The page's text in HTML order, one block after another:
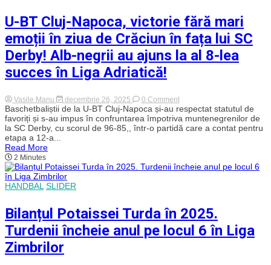
Cluj-
Napoca
fața
Slask
interzis
cardiacilor!
Alb-
negrii
au
cincea
U-BT Cluj-Napoca, victorie fără mari
emoții în ziua de Crăciun în fața lui SC
Derby! Alb-negrii au ajuns la al 8-lea
succes în Liga Adriatică!
Vasile Manu decembrie 26, 2025 0 Commenton
U-
BT
Cluj-
Napoca,
emoții
în
fața
SC
Baschetbaliștii de la U-BT Cluj-Napoca și-au respectat statutul de
favoriți și s-au impus în confruntarea împotriva muntenegrenilor de
la SC Derby, cu scorul de 96-85,, într-o partidă care a contat pentru
etapa a 12-a...
Read More
2 Minutes
HANDBAL SLIDER
Bilanțul Potaissei Turda în 2025.
Turdenii încheie anul pe locul 6 în Liga
Zimbrilor